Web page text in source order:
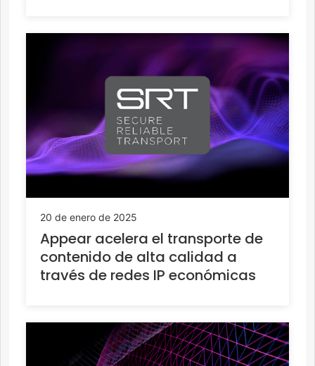
20 de enero de 2025
Appear acelera el transporte de
contenido de alta calidad a
través de redes IP económicas